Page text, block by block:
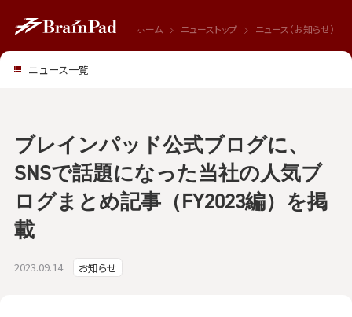
ホーム ニューストップ ニュース（お知らせ）
2023.09.14 お知らせ
ブレインパッド公式ブログに、
SNSで話題になった当社の人気ブ
ログまとめ記事（FY2023編）を掲
載
ニュース一覧